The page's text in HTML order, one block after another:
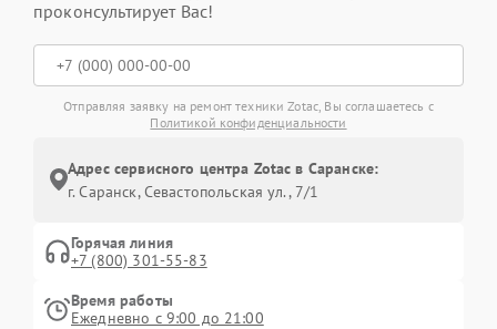
проконсультирует Вас!
Отправляя заявку на ремонт техники Zotac, Вы соглашаетесь с
Политикой конфиденциальности
Адрес сервисного центра Zotac в Саранске:
г. Саранск, Севастопольская ул., 7/1
Горячая линия
+7 (800) 301-55-83
Время работы
Ежедневно с 9:00 до 21:00